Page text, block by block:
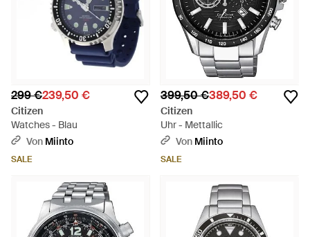
299 €239,50 €
Citizen
Watches - Blau
Von Miinto
SALE
399,50 €389,50 €
Citizen
Uhr - Mettallic
Von Miinto
SALE